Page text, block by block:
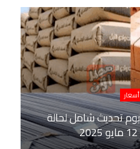
أسعار
تحديث شامل لحالة